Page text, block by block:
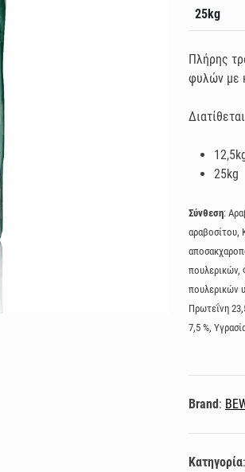
25kg
Πλήρης
φυλών με
25kg
Σύνθεση:
αραβοσίτου,
πουλερικών,
πουλερικών
Πρωτεΐνη
7,5 %,
Brand:
Κατηγορία: